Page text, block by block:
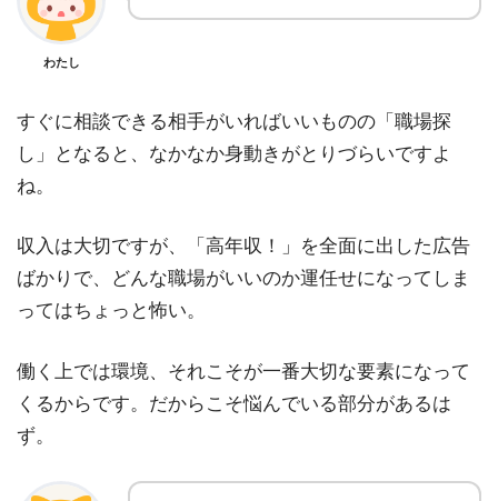
わたし
すぐに相談できる相手がいればいいものの「職場探
し」となると、なかなか身動きがとりづらいですよ
ね。
収入は大切ですが、「高年収！」を全面に出した広告
ばかりで、どんな職場がいいのか運任せになってしま
ってはちょっと怖い。
働く上では環境、それこそが一番大切な要素になって
くるからです。だからこそ悩んでいる部分があるは
ず。